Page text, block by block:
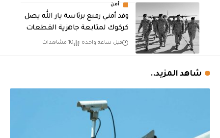
أمن
وفد أمني رفيع برئاسة يار الله يصل
كركوك لمتابعة جاهزية القطعات
قبل ساعة واحدة 10 مشاهدات
شاهد المزيد..